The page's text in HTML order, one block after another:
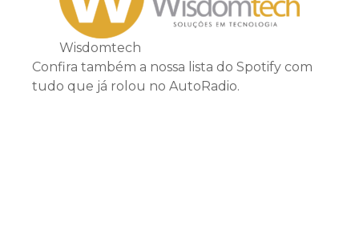
Wisdomtech
Confira também a nossa lista do Spotify com
tudo que já rolou no AutoRadio.